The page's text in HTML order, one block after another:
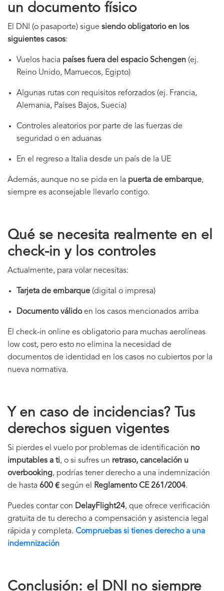
un documento físico
El DNI (o pasaporte) sigue siendo obligatorio en los
siguientes casos:
Vuelos hacia países fuera del espacio Schengen (ej.
Reino Unido, Marruecos, Egipto)
Algunas rutas con requisitos reforzados (ej. Francia,
Alemania, Países Bajos, Suecia)
Controles aleatorios por parte de las fuerzas de
seguridad o en aduanas
En el regreso a Italia desde un país de la UE
Además, aunque no se pida en la puerta de embarque,
siempre es aconsejable llevarlo contigo.
Qué se necesita realmente en el
check-in y los controles
Actualmente, para volar necesitas:
Tarjeta de embarque (digital o impresa)
Documento válidoen los casos mencionados arriba
El check-in online es obligatorio para muchas aerolíneas
low cost, pero esto no elimina la necesidad de
documentos de identidad en los casos no cubiertos por la
nueva normativa.
Y en caso de incidencias? Tus
derechos siguen vigentes
Si pierdes el vuelo por problemas de identificación no
imputables a ti, o si sufres un retraso, cancelación u
overbooking, podrías tener derecho a una indemnización
de hasta 600 € según el Reglamento CE 261/2004.
Puedes contar con DelayFlight24, que ofrece verificación
gratuita de tu derecho a compensación y asistencia legal
rápida y completa. Compruebas si tienes derecho a una
indemnización
Conclusión: el DNI no siempre